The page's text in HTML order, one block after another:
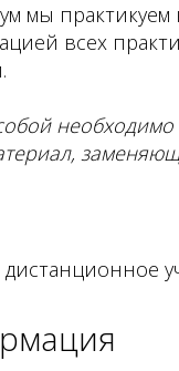
мы
всех
дистанционное